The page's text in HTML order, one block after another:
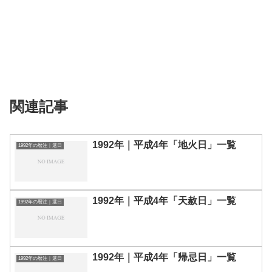
関連記事
1992年の暦注｜選日 1992年｜平成4年「地火日」一覧
1992年の暦注｜選日 1992年｜平成4年「天赦日」一覧
1992年の暦注｜選日 1992年｜平成4年「帰忌日」一覧